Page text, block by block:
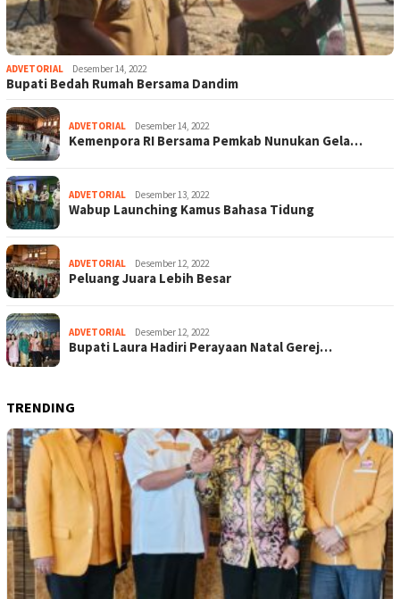
ADVETORIAL Desember 14, 2022
Bupati Bedah Rumah Bersama Dandim
ADVETORIAL Desember 14, 2022
Kemenpora RI Bersama Pemkab Nunukan Gela…
ADVETORIAL Desember 13, 2022
Wabup Launching Kamus Bahasa Tidung
ADVETORIAL Desember 12, 2022
Peluang Juara Lebih Besar
ADVETORIAL Desember 12, 2022
Bupati Laura Hadiri Perayaan Natal Gerej…
TRENDING